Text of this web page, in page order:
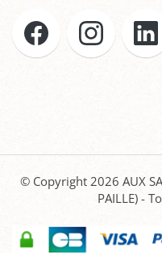
© Copyright 2026 AUX
PAILLE) -